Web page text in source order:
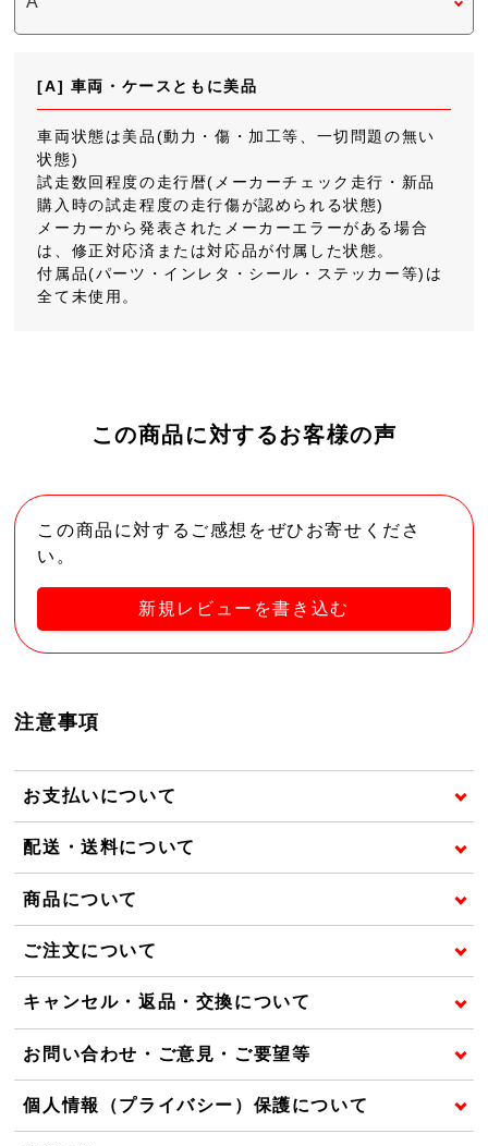
[A] 車両・ケースともに美品
車両状態は美品(動力・傷・加工等、一切問題の無い
状態)
試走数回程度の走行暦(メーカーチェック走行・新品
購入時の試走程度の走行傷が認められる状態)
メーカーから発表されたメーカーエラーがある場合
は、修正対応済または対応品が付属した状態。
付属品(パーツ・インレタ・シール・ステッカー等)は
全て未使用。
この商品に対するお客様の声
この商品に対するご感想をぜひお寄せくださ
い。
新規レビューを書き込む
注意事項
お支払いについて
配送・送料について
商品について
ご注文について
キャンセル・返品・交換について
お問い合わせ・ご意見・ご要望等
個人情報（プライバシー）保護について